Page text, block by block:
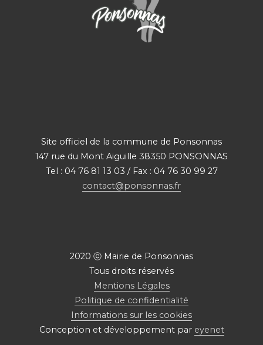
Site officiel de la commune de Ponsonnas
147 rue du Mont Aiguille 38350 PONSONNAS
Tel : 04 76 81 13 03 / Fax : 04 76 30 99 27
contact@ponsonnas.fr
2020 ⓒ Mairie de Ponsonnas
Tous droits réservés
Mentions Légales
Politique de confidentialité
Informations sur les cookies
Conception et développement par eyenet